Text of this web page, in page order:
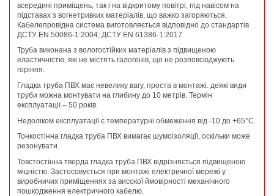
всередині приміщень, так і на відкритому повітрі, під навісом на
підставах з вогнетривких матеріалів, що важко загоряються.
Кабелепровідна система виготовляється відповідно до стандартів
ДСТУ EN 50086-1:2004; ДСТУ EN 61386-1:2017
Труба виконана з вологостійких матеріалів з підвищеною
еластичністю, які не містять галогенів, що не розповсюджують
горіння.
Гладка труба ПВХ має невелику вагу, проста в монтажі. деякі види
труби можна монтувати на глибину до 10 метрів. Термін
експлуатації – 50 років.
Недоліком експлуатації є температурні обмеження від -10 до +65°С.
Тонкостінна гладка труба ПВХ вимагає шумоізоляції, оскільки може
резонувати.
Товстостінна тверда гладка труба ПВХ відрізняється підвищеною
міцністю. Застосовується при монтажі електричної мережі у
виробничих приміщеннях за високої ймовірності механічного
пошкодження електричного кабелю.